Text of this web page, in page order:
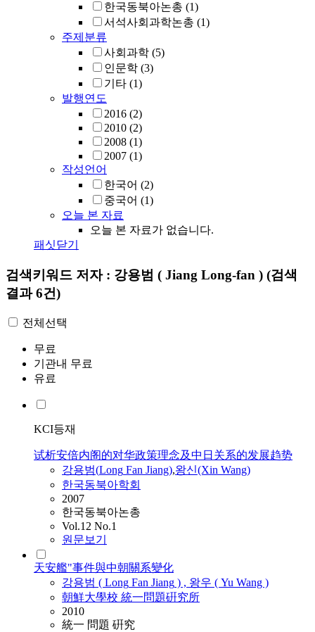
한국동북아논총 (1)
서석사회과학논총 (1)
주제분류
사회과학 (5)
인문학 (3)
기타 (1)
발행연도
2016 (2)
2010 (2)
2008 (1)
2007 (1)
작성언어
한국어 (2)
중국어 (1)
오늘 본 자료
오늘 본 자료가 없습니다.
패싯닫기
검색키워드 저자 : 강용범 ( Jiang Long-fan ) (검색
결과 6건)
전체선택
무료
기관내 무료
유료
KCI등재
试析安倍内阁的对华政策理念及中日关系的发展趋势
강용범(Long Fan Jiang),왕신(Xin Wang)
한국동북아학회
2007
한국동북아논총
Vol.12 No.1
원문보기
天安艦"事件與中朝關系變化
강용범 ( Long Fan Jiang ) , 왕우 ( Yu Wang )
朝鮮大學校 統一問題硏究所
2010
統一 問題 硏究